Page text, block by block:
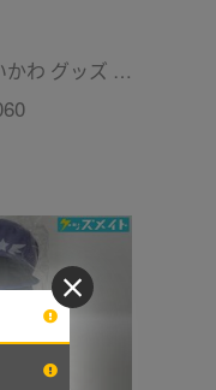
08 【現状】 ちいかわ グッズ ぬくぬくの装いマスコット ぴーぽぽぬいぐるみ 季節だもんマスコット うさぎ ハチワレ 他